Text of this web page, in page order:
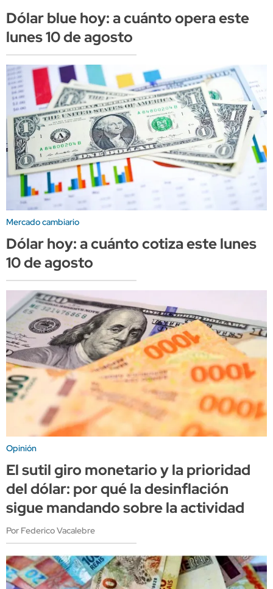
Dólar blue hoy: a cuánto opera este
lunes 10 de agosto
Mercado cambiario
Dólar hoy: a cuánto cotiza este lunes
10 de agosto
Opinión
El sutil giro monetario y la prioridad
del dólar: por qué la desinflación
sigue mandando sobre la actividad
Por Federico Vacalebre